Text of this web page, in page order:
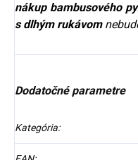
nákup bambusového
s dlhým rukávom
Dodatočné parametre
Kategória: